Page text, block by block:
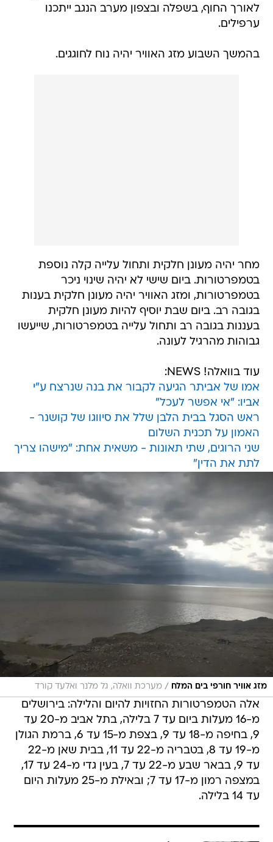
לאורך החוף, בשפלה ובצפון מערב הנגב ייתכנו
ערפילים.
בהמשך השבוע מזג האוויר יהיה נוח לחוגגים.
מחר יהיה מעונן חלקית ותחול עלייה קלה נוספת
בטמפרטורות. ביום שישי לא יהיה שינוי ניכר
בטמפרטורות, ומזג האוויר יהיה מעונן חלקית בענות
בגובה רב. ביום שבת יוסיף להיות מעונן חלקית
בעננות בגובה רב ותחול עלייה בטמפרטורות, שייעשו
גבוהות מהרגיל לעונה.
עוד בוואלה! NEWS:
אמו של אביתר הגיעה לקבור את בנה שנרצח ע"י
אביו: "אי אפשר לעכל"
ראש הסגל בבית הלבן שלל את סיווגו של קושנר -
האמון על תכנית השלום
שני הרוגים, שתי תאונות - משאית אחת: "מישהו צריך
לתת את הדין"
מזג אוויר חורפי בים המלח / מערכת וואלה, גל מלנר ואלעד קורד
אלה הטמפרטורות החזויות להיום והלילה: בירושלים
מ-16 מעלות ביום עד 7 בלילה, בתל אביב מ-20 עד
9, בחיפה מ-18 עד 9, בצפת מ-15 עד 6, ברמת הגולן
מ-19 עד 8, בטבריה מ-22 עד 11, בבית שאן מ-22
עד 9, בבאר שבע מ-22 עד 7, בעין גדי מ-24 עד 17,
במצפה רמון מ-17 עד 7; ובאילת מ-25 מעלות היום
עד 14 בלילה.